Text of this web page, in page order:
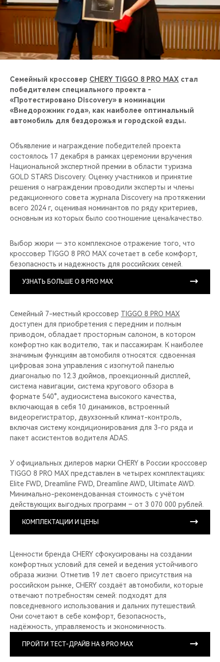
НАШИ МЕРОПРИЯТИЯ
ВИДЕООБЗОРЫ
CHERY ДЛЯ ДЕТЕЙ
Семейный кроссовер CHERY TIGGO 8 PRO MAX стал
победителем специального проекта -
«Протестировано Discovery» в номинации
«Внедорожник года», как наиболее оптимальный
автомобиль для бездорожья и городской езды.
Объявление и награждение победителей проекта
состоялось 17 декабря в рамках церемонии вручения
Национальной экспертной премии в области туризма
GOLD STARS Discovery. Оценку участников и принятие
решения о награждении проводили эксперты и члены
редакционного совета журнала Discovery на протяжении
всего 2024 г, оценивая номинантов по ряду критериев,
основным из которых было соотношение цена/качество.
Выбор жюри — это комплексное отражение того, что
кроссовер TIGGO 8 PRO MAX сочетает в себе комфорт,
безопасность и надежность для российских семей.
УЗНАТЬ БОЛЬШЕ О 8 PRO MAX
Семейный 7-местный кроссовер TIGGO 8 PRO MAX
доступен для приобретения с передним и полным
приводом, обладает просторным салоном, в котором
комфортно как водителю, так и пассажирам. К наиболее
значимым функциям автомобиля относятся: cдвоенная
цифровая зона управления с изогнутой панелью
диагональю по 12.3 дюймов, проекционный дисплей,
система навигации, система кругового обзора в
формате 540°, аудиосистема высокого качества,
включающая в себя 10 динамиков, встроенный
видеорегистратор, двухзонный климат-контроль,
включая систему кондиционирования для 3-го ряда и
пакет ассистентов водителя ADAS.
У официальных дилеров марки CHERY в России кроссовер
TIGGO 8 PRO MAX представлен в четырех комплектациях:
Elite FWD, Dreamline FWD, Dreamline AWD, Ultimate AWD.
Минимально-рекомендованная стоимость с учётом
действующих выгодных программ – от 3 070 000 рублей.
КОМПЛЕКТАЦИИ И ЦЕНЫ
Ценности бренда CHERY сфокусированы на создании
комфортных условий для семей и ведения устойчивого
образа жизни. Отметив 19 лет своего присутствия на
российском рынке, CHERY создаёт автомобили, которые
отвечают потребностям семей: подходят для
повседневного использования и дальних путешествий.
Они сочетают в себе комфорт, безопасность,
надёжность, управляемость и экономичность.
ПРОЙТИ ТЕСТ-ДРАЙВ НА 8 PRO MAX